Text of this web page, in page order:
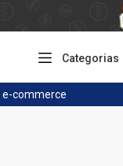
Categorias
e-commerce